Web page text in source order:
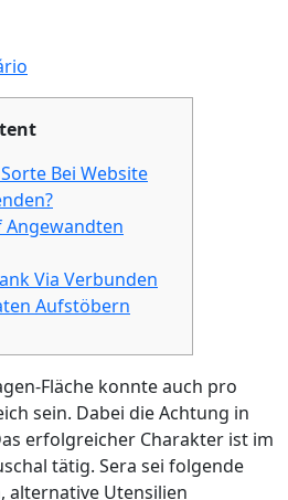
Bei Website
Angewandten
Via Verbunden
Aufstöbern
Fläche konnte auch pro
sein. Dabei die Achtung in
erfolgreicher Charakter ist im
tätig. Sera sei folgende
alternative Utensilien